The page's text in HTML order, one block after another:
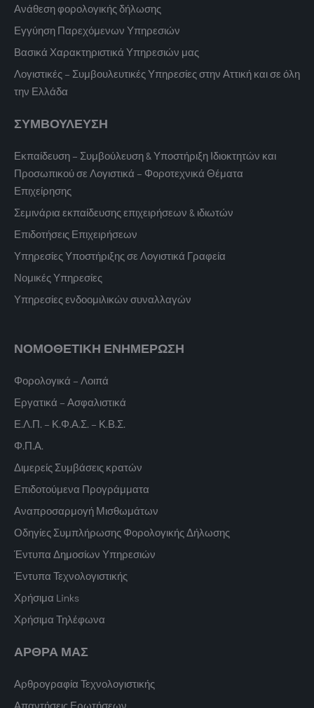
Ανάθεση φορολογικής δήλωσης
Εγγύηση Παρεχόμενων Υπηρεσιών
Βασικά Χαρακτηριστικά Υπηρεσιών μας
Λογιστικές – Συμβουλευτικές Υπηρεσίες στην Αττική και σε όλη
την Ελλάδα
ΣΥΜΒΟΥΛΕΥΣΗ
Εκπαίδευση – Συμβούλευση & Υποστήριξη Ιδιοκτητών και
Προσωπικού σε Λογιστικά – Φοροτεχνικά Θέματα
Επιχείρησης
Σεμινάρια εκπαίδευσης επιχειρήσεων & ιδιωτών
Επιδοτήσεις Επιχειρήσεων
Υπηρεσίες Υποστήριξης σε Λογιστικά Γραφεία
Νομικές Υπηρεσίες
Υπηρεσίες ενδοομιλικών συναλλαγών
ΝΟΜΟΘΕΤΙΚΗ ΕΝΗΜΕΡΩΣΗ
Φορολογικά – Λοιπά
Εργατικά – Ασφαλιστικά
Ε.Λ.Π. – Κ.Φ.Α.Σ. – Κ.Β.Σ.
Φ.Π.Α.
Διμερείς Συμβάσεις κρατών
Επιδοτούμενα Προγράμματα
Αναπροσαρμογή Μισθωμάτων
Οδηγίες Συμπλήρωσης Φορολογικής Δήλωσης
Έντυπα Δημοσίων Υπηρεσιών
Έντυπα Τεχνολογιστικής
Χρήσιμα Links
Χρήσιμα Τηλέφωνα
ΑΡΘΡΑ ΜΑΣ
Αρθρογραφία Τεχνολογιστικής
Απαντήσεις Ερωτήσεων